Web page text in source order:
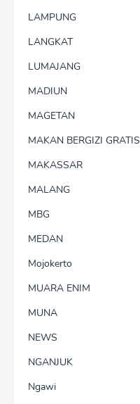
LAMPUNG
LANGKAT
LUMAJANG
MADIUN
MAGETAN
MAKAN BERGIZI GRATIS
MAKASSAR
MALANG
MBG
MEDAN
Mojokerto
MUARA ENIM
MUNA
NEWS
NGANJUK
Ngawi